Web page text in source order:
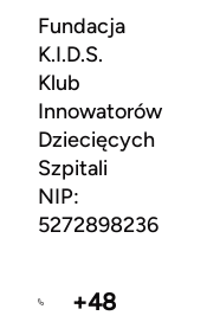
Fundacja
K.I.D.S.
Klub
Innowatorów
Dziecięcych
Szpitali
NIP:
5272898236
+48